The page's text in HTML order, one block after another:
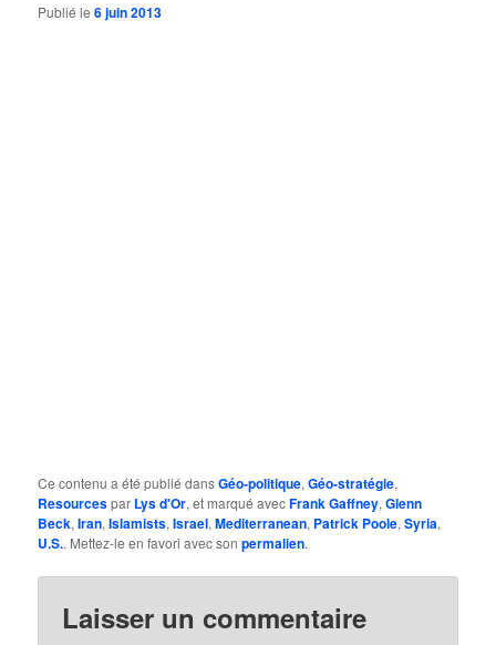
Publié le6 juin 2013
Ce contenu a été publié dansGéo-politique,Géo-stratégie,
Resourcespar Lys d'Or, et marqué avecFrank Gaffney,Glenn
Beck,Iran,Islamists,Israel,Mediterranean, Patrick Poole,Syria,
U.S.. Mettez-le en favori avec sonpermalien.
Laisser un commentaire